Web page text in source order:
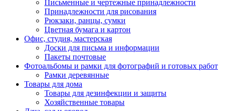
Письменные и чертежные принадлежности
Принадлежности для рисования
Рюкзаки, ранцы, сумки
Цветная бумага и картон
Офис, студия, мастерская
Доски для письма и информации
Пакеты почтовые
Фотоальбомы и рамки для фотографий и готовых работ
Рамки деревянные
Товары для дома
Товары для дезинфекции и защиты
Хозяйственные товары